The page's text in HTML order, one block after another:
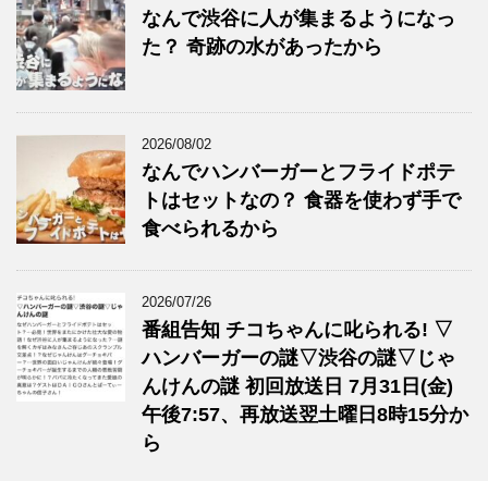
なんで渋谷に人が集まるようになっ
た？ 奇跡の水があったから
2026/08/02
なんでハンバーガーとフライドポテ
トはセットなの？ 食器を使わず手で
食べられるから
2026/07/26
番組告知 チコちゃんに叱られる! ▽
ハンバーガーの謎▽渋谷の謎▽じゃ
んけんの謎 初回放送日 7月31日(金)
午後7:57、再放送翌土曜日8時15分か
ら